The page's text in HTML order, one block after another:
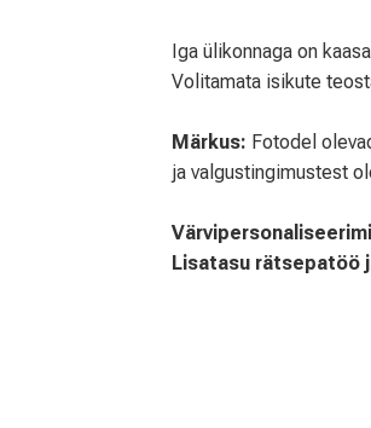
Iga ülikonnaga on
Volitamata isikute
Märkus: Fotodel
ja valgustingimustest
Lisatasu rätsepatöö